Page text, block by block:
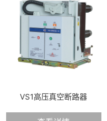
VS1高压真空断路器